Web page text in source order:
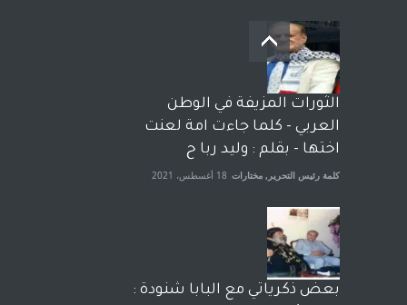
بعد معارك قضائية طاحنة كتب
وترافع فيها بنفسه مرة اخرى..
الشيخ طارق يوسف يقهر
الحكومة الأمريكية ، فأعطوه
الجنسية عن يد وهم صاغرون،
آراء حرة مختارات 7 أبريل، 2023
الثورات المزيفة في الوطن
العربي - كلما جاءت امة لعنت
اختها - بقلم : وليد ربا ح
كلمة رئيس التحرير , مختارات 18 أغسطس، 2021
بعض ذكرياتي مع البابا شنودة :